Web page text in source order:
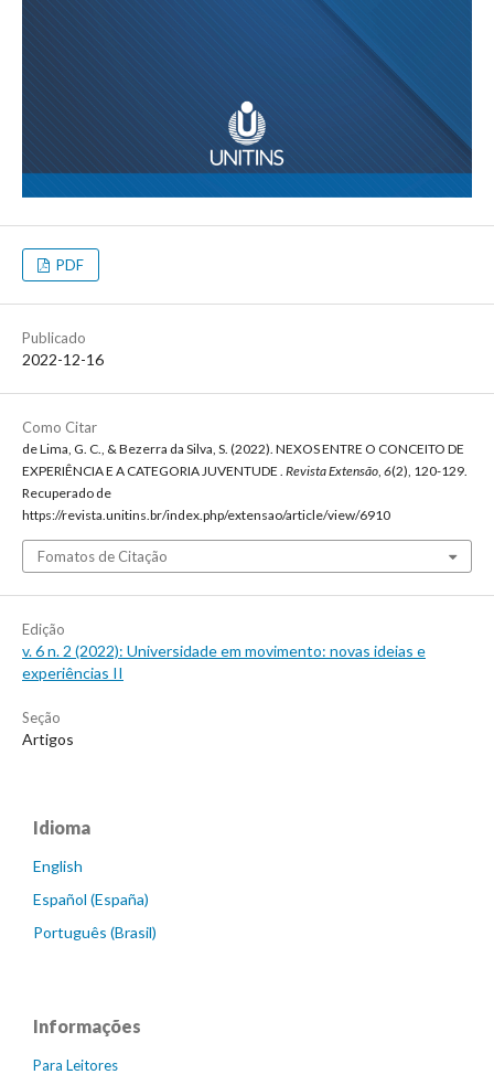
PDF
Publicado
2022-12-16
Como Citar
de Lima, G. C., & Bezerra da Silva, S. (2022). NEXOS ENTRE O CONCEITO DE
EXPERIÊNCIA E A CATEGORIA JUVENTUDE . Revista Extensão, 6(2), 120-129.
Recuperado de
https://revista.unitins.br/index.php/extensao/article/view/6910
Fomatos de Citação
Edição
v. 6 n. 2 (2022): Universidade em movimento: novas ideias e
experiências II
Seção
Artigos
Idioma
English
Español (España)
Português (Brasil)
Informações
Para Leitores